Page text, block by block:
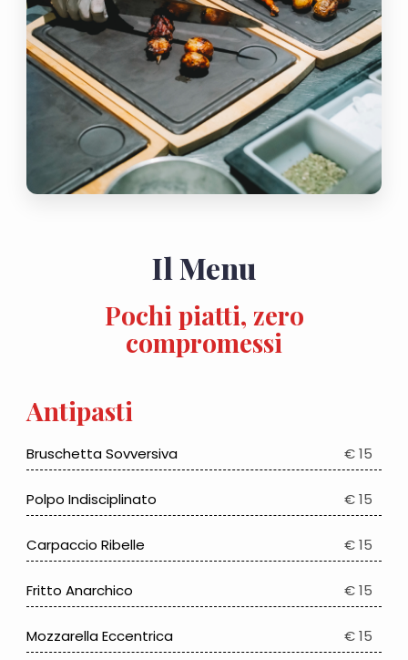
Il Menu
Pochi piatti, zero
compromessi
Antipasti
Bruschetta Sovversiva € 15
Polpo Indisciplinato € 15
Carpaccio Ribelle € 15
Fritto Anarchico € 15
Mozzarella Eccentrica € 15